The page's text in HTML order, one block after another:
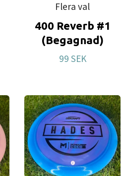
Flera val
400 Reverb #1
(Begagnad)
99 SEK